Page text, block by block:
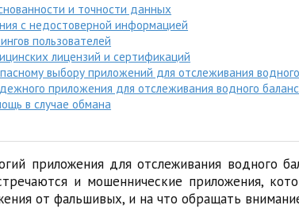
и точности данных
с недостоверной информацией
пользователей
лицензий и сертификаций
выбору приложений для отслеживания
приложения для отслеживания водного
в случае обмана
приложения для отслеживания водного
и мошеннические приложения,
от фальшивых, и на что обращать